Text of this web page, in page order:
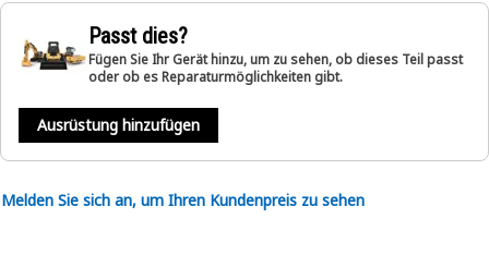
Passt dies?
Fügen Sie Ihr Gerät hinzu, um zu sehen, ob dieses Teil passt
oder ob es Reparaturmöglichkeiten gibt.
Ausrüstung hinzufügen
Melden Sie sich an, um Ihren Kundenpreis zu sehen